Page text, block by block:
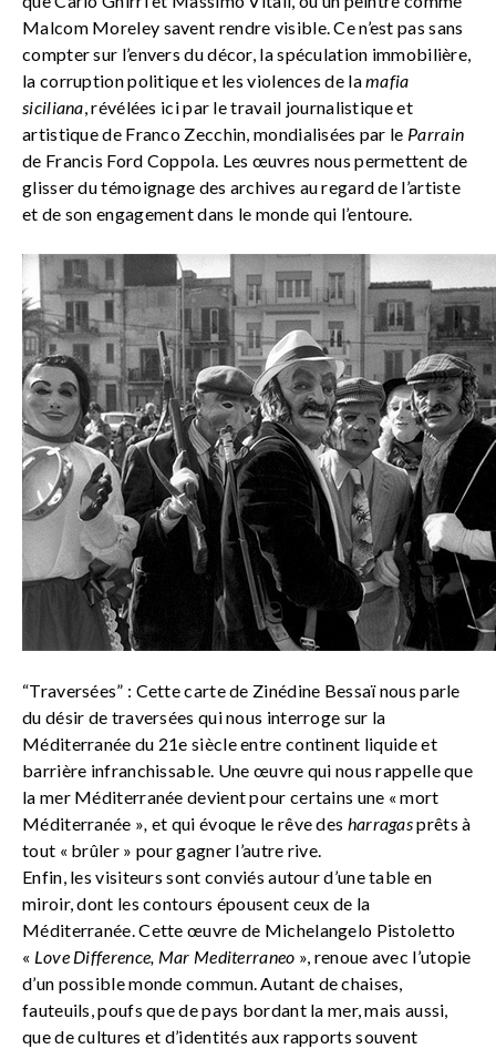
Malcom Moreley savent rendre visible. Ce n’est pas sans
compter sur l’envers du décor, la spéculation immobilière,
la corruption politique et les violences de lamafia
siciliana, révélées ici par le travail journalistique et
artistique de Franco Zecchin, mondialisées par le Parrain
de Francis Ford Coppola. Les œuvres nous permettent de
glisser du témoignage des archives au regard de l’artiste
et de son engagement dans le monde qui l’entoure.
“Traversées” : Cette carte de Zinédine Bessaï nous parle
du désir de traversées qui nous interroge sur la
Méditerranée du 21e siècle entre continent liquide et
barrière infranchissable. Une œuvre qui nous rappelle que
la mer Méditerranée devient pour certains une « mort
Méditerranée », et qui évoque le rêve des harragasprêts à
tout « brûler » pour gagner l’autre rive.
Enfin, les visiteurs sont conviés autour d’une table en
miroir, dont les contours épousent ceux de la
Méditerranée. Cette œuvre de Michelangelo Pistoletto
« Love Difference, Mar Mediterraneo », renoue avec l’utopie
d’un possible monde commun. Autant de chaises,
fauteuils, poufs que de pays bordant la mer, mais aussi,
que de cultures et d’identités aux rapports souvent